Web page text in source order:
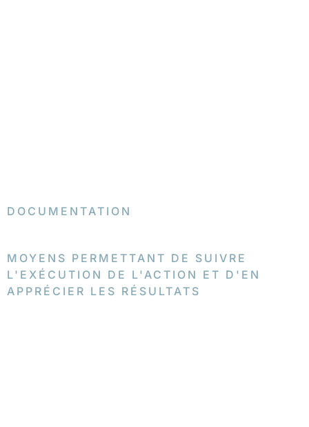
DOCUMENTATION
MOYENS PERMETTANT DE SUIVRE
L'EXÉCUTION DE L'ACTION ET D'EN
APPRÉCIER LES RÉSULTATS